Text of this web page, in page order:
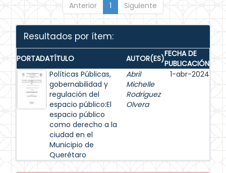
Anterior 1 Siguiente
Resultados por ítem:
PORTADATÍTULO AUTOR(ES)FECHA DE
PUBLICACIÓN
Políticas Públicas,
gobernabilidad y
regulación del
espacio público:El
espacio público
como derecho a la
ciudad en el
Municipio de
Querétaro
Abril
Michelle
Rodríguez
Olvera
1-abr-2024